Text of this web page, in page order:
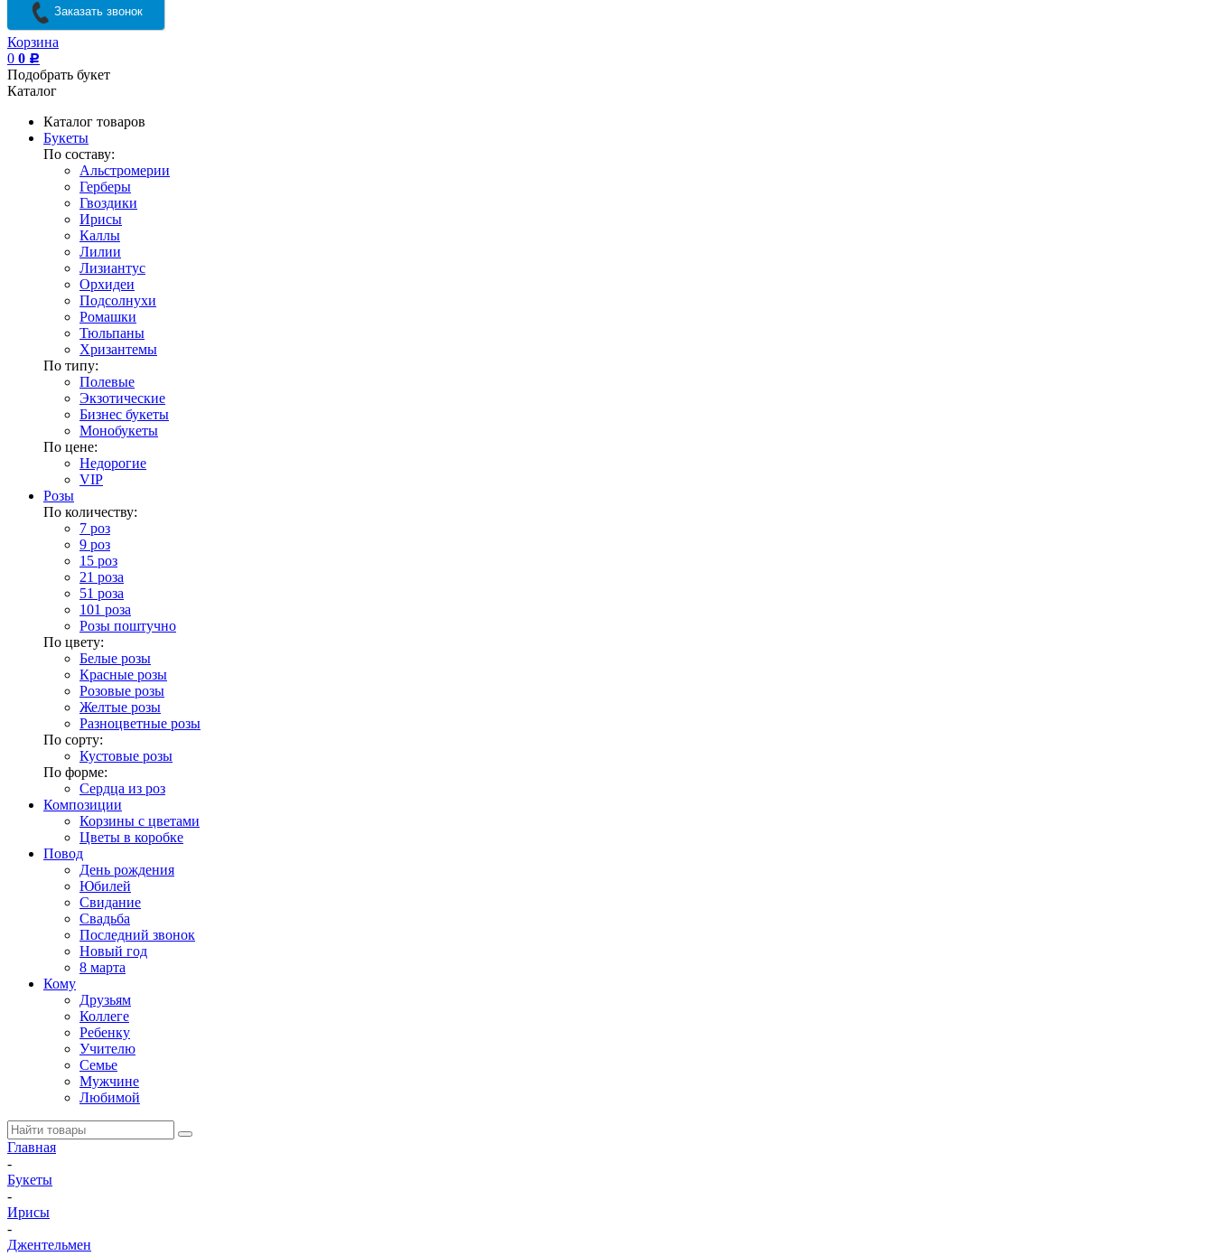
Заказать звонок
Корзина
0 0 Р
Подобрать букет
Каталог
Каталог товаров
Букеты
По составу:
Альстромерии
Герберы
Гвоздики
Ирисы
Каллы
Лилии
Лизиантус
Орхидеи
Подсолнухи
Ромашки
Тюльпаны
Хризантемы
По типу:
Полевые
Экзотические
Бизнес букеты
Монобукеты
По цене:
Недорогие
VIP
Розы
По количеству:
7 роз
9 роз
15 роз
21 роза
51 роза
101 роза
Розы поштучно
По цвету:
Белые розы
Красные розы
Розовые розы
Желтые розы
Разноцветные розы
По сорту:
Кустовые розы
По форме:
Сердца из роз
Композиции
Корзины с цветами
Цветы в коробке
Повод
День рождения
Юбилей
Свидание
Свадьба
Последний звонок
Новый год
8 марта
Кому
Друзьям
Коллеге
Ребенку
Учителю
Семье
Мужчине
Любимой
Главная
-
Букеты
-
Ирисы
-
Джeнтельмен